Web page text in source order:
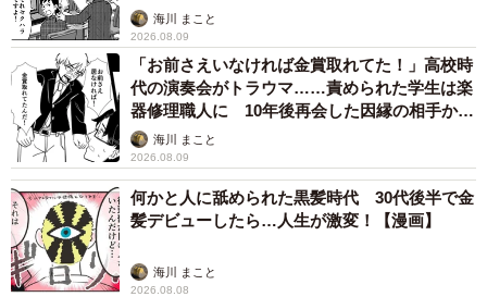
紙に書いてみると分かりやすくまとまる（ウクさん提供）
すると、どうすればいいか分からなかった不安も、少しず
つ進むべき方向が見えてくるのです。さらにギャルちゃん
海川 まこと
2026.08.09
「お前さえいなければ金賞取れてた！」高校時
代の演奏会がトラウマ……責められた学生は楽
器修理職人に 10年後再会した因縁の相手から
思わぬ申し出【漫画】
海川 まこと
2026.08.09
何かと人に舐められた黒髪時代 30代後半で金
髪デビューしたら…人生が激変！【漫画】
海川 まこと
2026.08.08